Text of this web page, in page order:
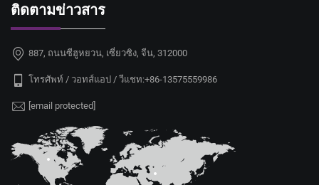
ติดตามข่าวสาร
887, ถนนซีฮูหยวน, เซี่ยวซิง, จีน, 312000
โทรศัพท์ / วอทส์แอป / วีแชท:+86-13575559986
[email protected]